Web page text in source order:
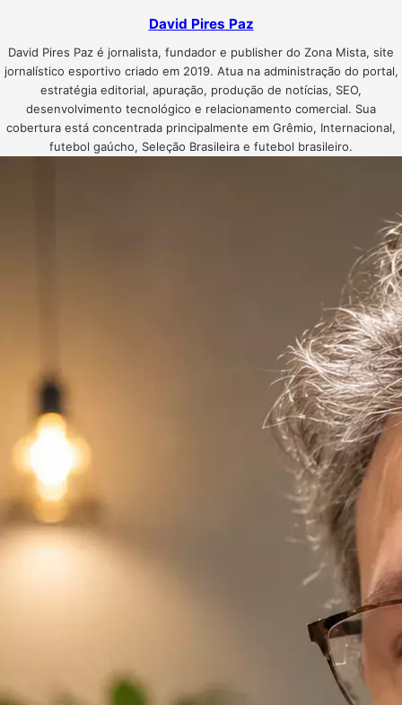
David Pires Paz
David Pires Paz é jornalista, fundador e publisher do Zona Mista, site
jornalístico esportivo criado em 2019. Atua na administração do portal,
estratégia editorial, apuração, produção de notícias, SEO,
desenvolvimento tecnológico e relacionamento comercial. Sua
cobertura está concentrada principalmente em Grêmio, Internacional,
futebol gaúcho, Seleção Brasileira e futebol brasileiro.